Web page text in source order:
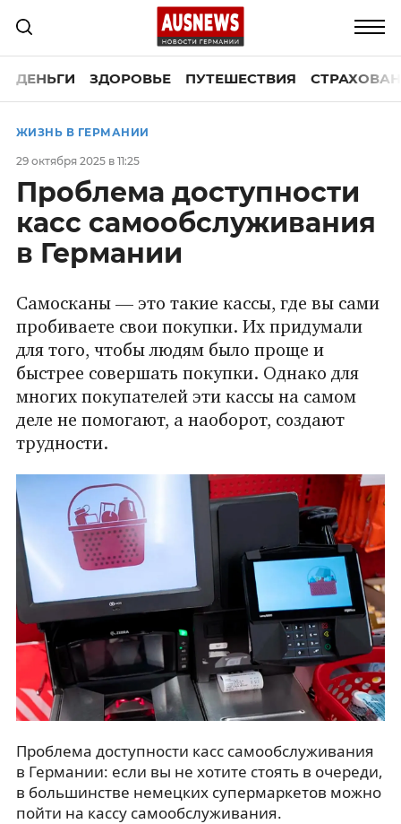
ДЕНЬГИ ЗДОРОВЬЕ ПУТЕШЕСТВИЯ
ЖИЗНЬ В ГЕРМАНИИ
29 октября 2025 в 11:25
Проблема доступности
касс самообслуживания
в Германии
Самосканы — это такие кассы, где вы сами
пробиваете свои покупки. Их придумали
для того, чтобы людям было проще и
быстрее совершать покупки. Однако для
многих покупателей эти кассы на самом
деле не помогают, а наоборот, создают
трудности.
Проблема доступности касс самообслуживания
в Германии: если вы не хотите стоять в очереди,
в большинстве немецких супермаркетов можно
пойти на кассу самообслуживания.